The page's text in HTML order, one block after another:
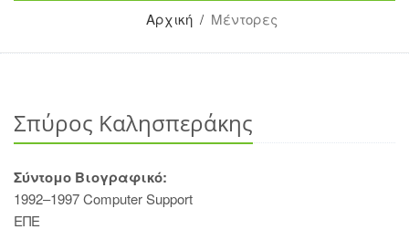
Αρχική / Μέντορες
Σπύρος Καλησπεράκης
Σύντομο Βιογραφικό:
1992–1997 Computer Support
ΕΠΕ